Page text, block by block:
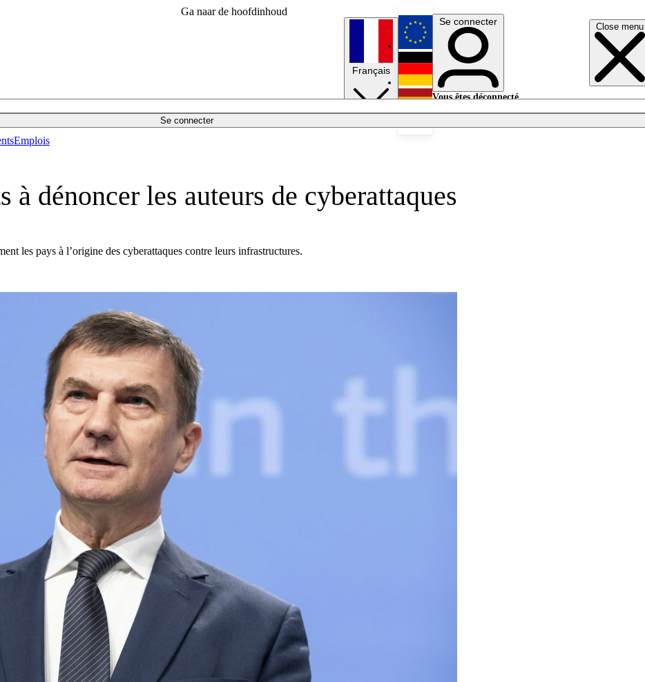
Ga naar de hoofdinhoud
Close menu
Se connecter
Emplois
Français
English
Deutsch
Se connecter
Vous êtes déconnecté.
à dénoncer les auteurs de cyberattaques
les pays à l’origine des cyberattaques contre leurs infrastructures.